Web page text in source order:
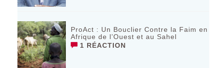
ProAct : Un Bouclier Contre la Faim en
Afrique de l’Ouest et au Sahel
1 RÉACTION